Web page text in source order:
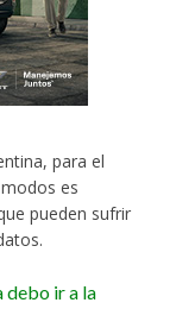
para el
es
pueden sufrir
debo ir a la